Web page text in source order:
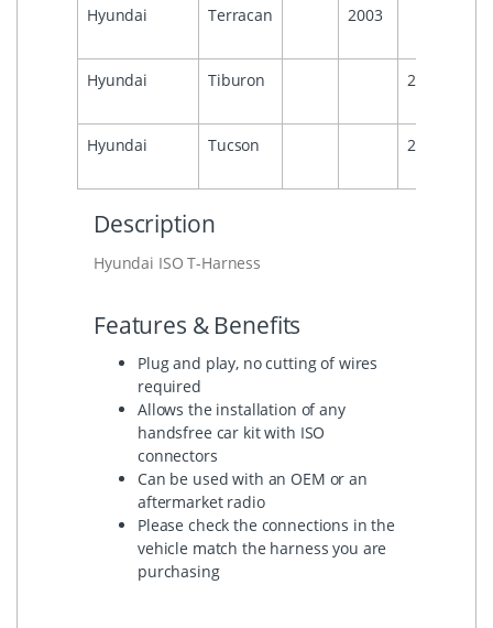
Hyundai Terracan 2003
Hyundai Tiburon 2006
Hyundai Tucson 2009
Description
Hyundai ISO T-Harness
Features & Benefits
Plug and play, no cutting of wires
required
Allows the installation of any
handsfree car kit with ISO
connectors
Can be used with an OEM or an
aftermarket radio
Please check the connections in the
vehicle match the harness you are
purchasing